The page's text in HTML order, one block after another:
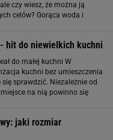
czy wiesz, że można ją
celów? Gorąca woda i
hit do niewielkich kuchni
do małej kuchni W
kuchni bez umieszczenia
sprawdzić. Niezależnie od
na nią powinno się
jaki rozmiar